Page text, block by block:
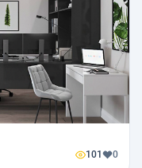
101 0